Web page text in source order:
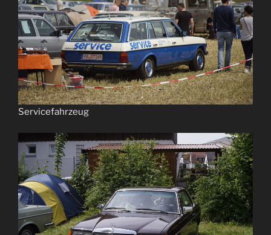
Servicefahrzeug